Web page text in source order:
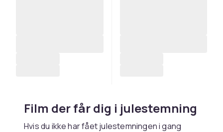
Film der får dig i julestemning
Hvis du ikke har fået julestemningen i gang